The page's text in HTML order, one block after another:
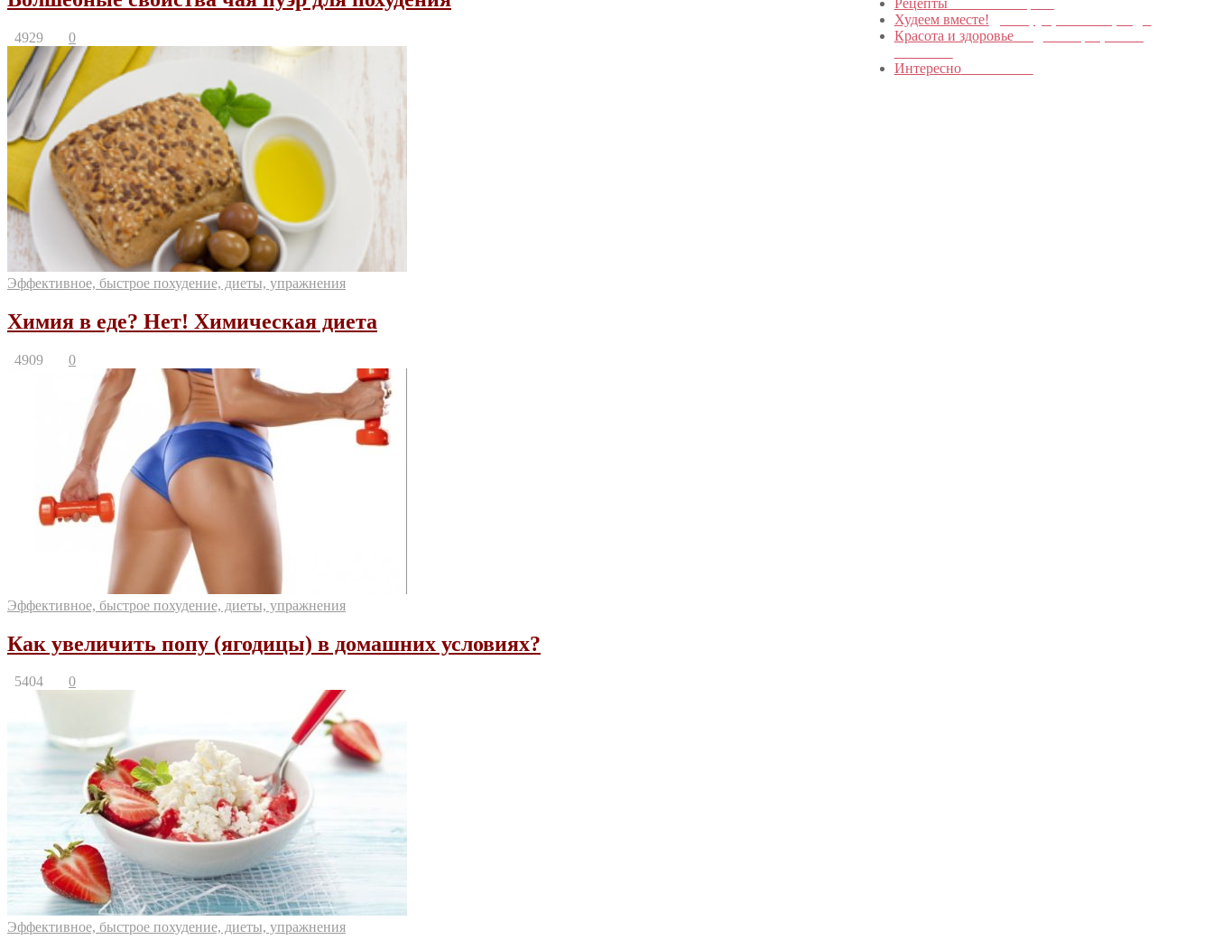
4929 0
Эффективное, быстрое похудение, диеты, упражнения
Химия в еде? Нет! Химическая диета
4909 0
Эффективное, быстрое похудение, диеты, упражнения
Как увеличить попу (ягодицы) в домашних условиях?
5404 0
Эффективное, быстрое похудение, диеты, упражнения
РецептыПошагово с фото
Худеем вместе!
Красота и здоровьеУход за лицом, телом,
ИнтересноОбо всем…